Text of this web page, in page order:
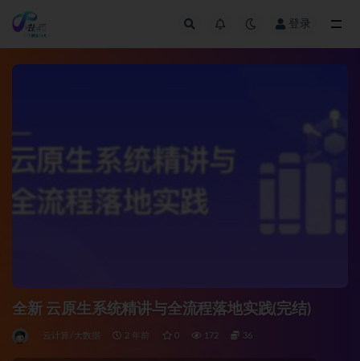
登录
全新 云原生系统精讲与全流程落地实践(完结)
云计算/大数据 2 年前 0 172 36